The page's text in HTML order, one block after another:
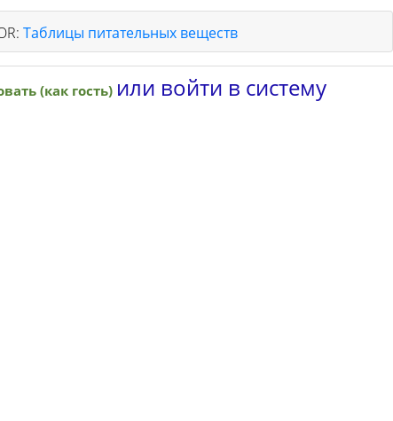
Таблицы питательных веществ
(как гость) или войти в систему